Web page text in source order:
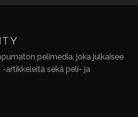
pelimedia, joka julkaisee
-artikkeleita sekä peli- ja